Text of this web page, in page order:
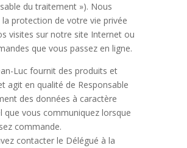
du traitement »). Nous
la protection de votre vie privée
visites sur notre site Internet ou
que vous passez en ligne.
Luc fournit des produits et
agit en qualité de Responsable
des données à caractère
que vous communiquez lorsque
commande.
contacter le Délégué à la